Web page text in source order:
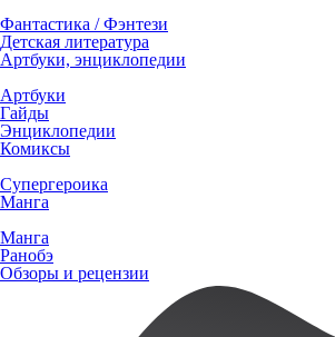
Фантастика / Фэнтези
Детская литература
Артбуки, энциклопедии
Артбуки
Гайды
Энциклопедии
Комиксы
Супергероика
Манга
Манга
Ранобэ
Обзоры и рецензии